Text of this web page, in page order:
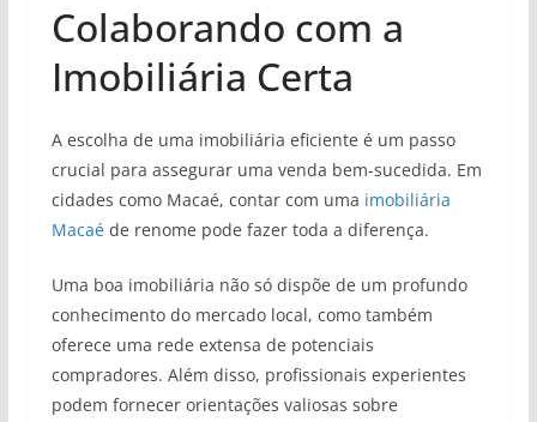
Colaborando com a
Imobiliária Certa
A escolha de uma imobiliária eficiente é um passo
crucial para assegurar uma venda bem-sucedida. Em
cidades como Macaé, contar com uma imobiliária
Macaéde renome pode fazer toda a diferença.
Uma boa imobiliária não só dispõe de um profundo
conhecimento do mercado local, como também
oferece uma rede extensa de potenciais
compradores. Além disso, profissionais experientes
podem fornecer orientações valiosas sobre